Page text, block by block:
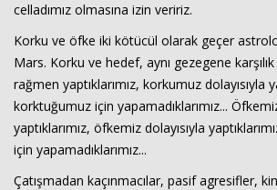
celladımız olmasına izin veririz.
Korku ve öfke iki kötücül olarak geçer
Mars. Korku ve hedef, aynı gezegene
rağmen yaptıklarımız, korkumuz dolayısıyla
korktuğumuz için yapamadıklarımız...
yaptıklarımız, öfkemiz dolayısıyla
için yapamadıklarımız...
Çatışmadan kaçınmacılar, pasif agresifler,